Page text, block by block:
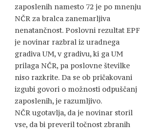
zaposlenih namesto 72 je po mnenju
NČR za bralca zanemarljiva
nenatančnost. Poslovni rezultat EPF
je novinar razbral iz uradnega
gradiva UM, v gradivu, ki ga UM
prilaga NČR, pa poslovne številke
niso razkrite. Da se ob pričakovani
izgubi govori o možnosti odpuščanj
zaposlenih, je razumljivo.
NČR ugotavlja, da je novinar storil
vse, da bi preveril točnost zbranih